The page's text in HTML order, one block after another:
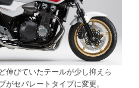
伸びていたテールが少し抑えら
がセパレートタイプに変更。